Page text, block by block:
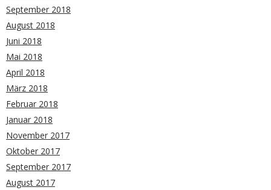
September 2018
August 2018
Juni 2018
Mai 2018
April 2018
März 2018
Februar 2018
Januar 2018
November 2017
Oktober 2017
September 2017
August 2017